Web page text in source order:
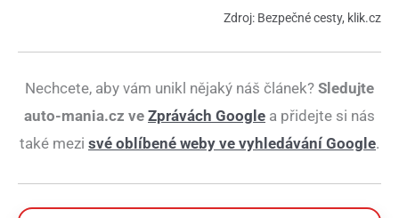
Zdroj: Bezpečné cesty, klik.cz
Nechcete, aby vám unikl nějaký náš článek? Sledujte
auto-mania.cz ve Zprávách Google a přidejte si nás
také mezi své oblíbené weby ve vyhledávání Google.